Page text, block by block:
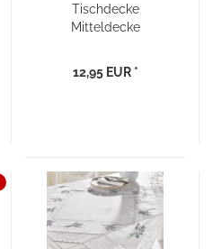
Tischdecke
Mitteldecke
Sommerblumen"
12,95 EUR *